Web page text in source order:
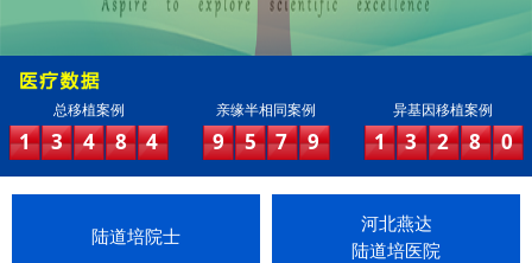
总移植案例
1 3 4 8 4
亲缘半相同案例
9 5 7 9
异基因移植案例
1 3 2 8 0
陆道培院士
河北燕达
陆道培医院